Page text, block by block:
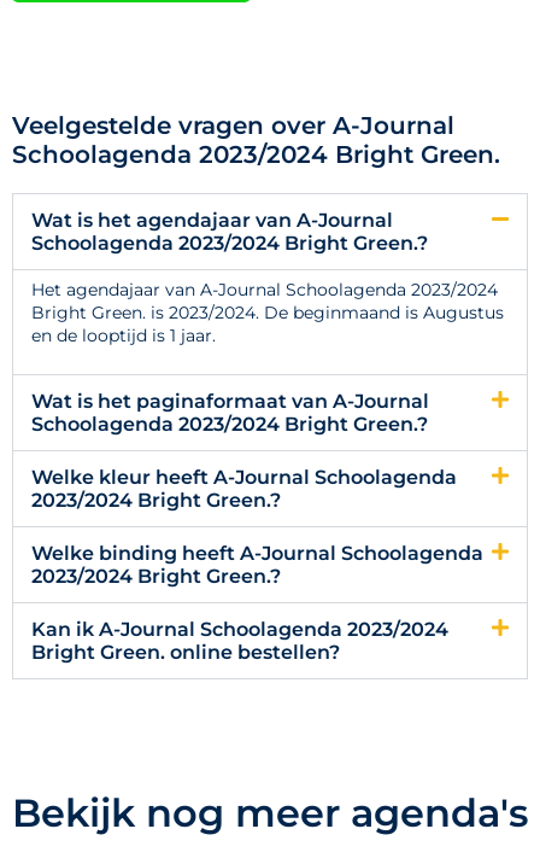
Veelgestelde vragen over A-Journal
Schoolagenda 2023/2024 Bright Green.
Wat is het agendajaar van A-Journal
Schoolagenda 2023/2024 Bright Green.?
Het agendajaar van A-Journal Schoolagenda 2023/2024
Bright Green. is 2023/2024. De beginmaand is Augustus
en de looptijd is 1 jaar.
Wat is het paginaformaat van A-Journal
Schoolagenda 2023/2024 Bright Green.?
Welke kleur heeft A-Journal Schoolagenda
2023/2024 Bright Green.?
Welke binding heeft A-Journal Schoolagenda
2023/2024 Bright Green.?
Kan ik A-Journal Schoolagenda 2023/2024
Bright Green. online bestellen?
Bekijk nog meer agenda's